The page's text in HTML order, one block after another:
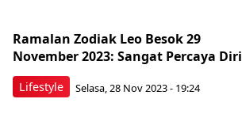
Lifestyle
Ramalan Zodiak Leo Besok 29
November 2023: Sangat Percaya Diri
Selasa, 28 Nov 2023 - 19:24